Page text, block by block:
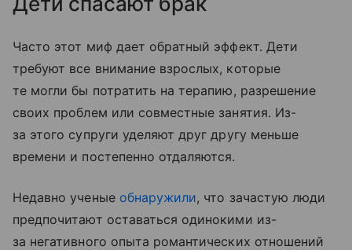
Часто этот миф дает обратный эффект. Дети
требуют все внимание взрослых, которые
те могли бы потратить на терапию, разрешение
своих проблем или совместные занятия. Из-
за этого супруги уделяют друг другу меньше
времени и постепенно отдаляются.
Недавно ученые обнаружили, что зачастую люди
предпочитают оставаться одинокими из-
за негативного опыта романтических отношений